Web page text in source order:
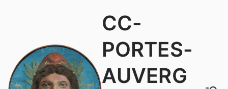
CC-
PORTES-
AUVERG